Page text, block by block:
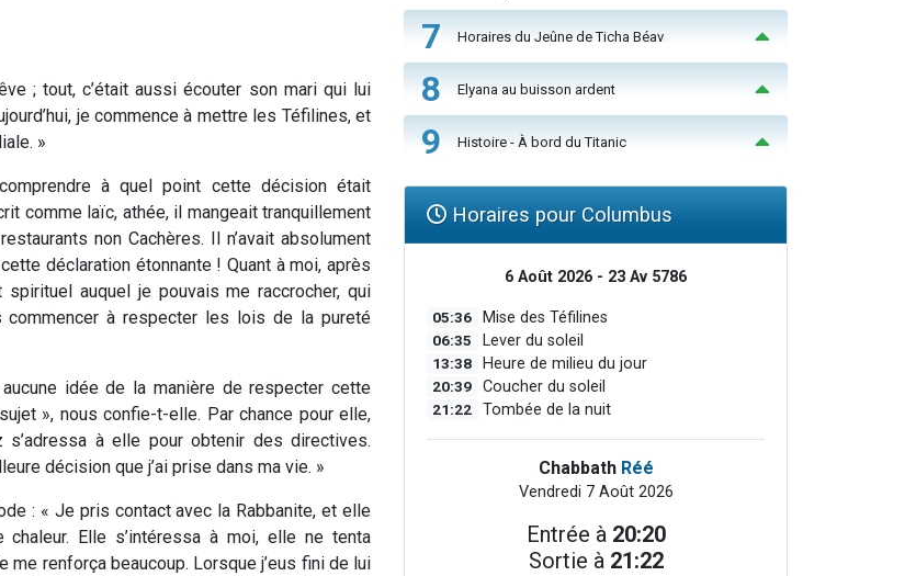
; tout, c’était aussi écouter son mari qui lui
je commence à mettre les Téfilines, et
»
à quel point cette décision était
comme laïc, athée, il mangeait tranquillement
non Cachères. Il n’avait absolument
déclaration étonnante ! Quant à moi, après
auquel je pouvais me raccrocher, qui
commencer à respecter les lois de la pureté
idée de la manière de respecter cette
», nous confie-t-elle. Par chance pour elle,
à elle pour obtenir des directives.
décision que j’ai prise dans ma vie. »
: « Je pris contact avec la Rabbanite, et elle
Elle s’intéressa à moi, elle ne tenta
renforça beaucoup. Lorsque j’eus fini de lui
7 Horaires du Jeûne de Ticha Béav
8 Elyana au buisson ardent
9 Histoire - À bord du Titanic
Horaires pour Columbus
6 Août 2026 - 23 Av 5786
05:36 Mise des Téfilines
06:35 Lever du soleil
13:38 Heure de milieu du jour
20:39 Coucher du soleil
21:22 Tombée de la nuit
Chabbath Réé
Vendredi 7 Août 2026
Entrée à 20:20
Sortie à 21:22